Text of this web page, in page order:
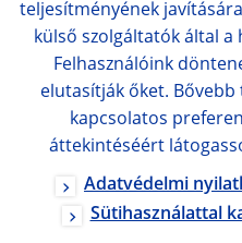
teljesítményének
külső szolgáltatók által
Felhasználóink
elutasítják őket. Bővebb
kapcsolatos
áttekintéséért
Adatvédelmi
Sütihasználattal